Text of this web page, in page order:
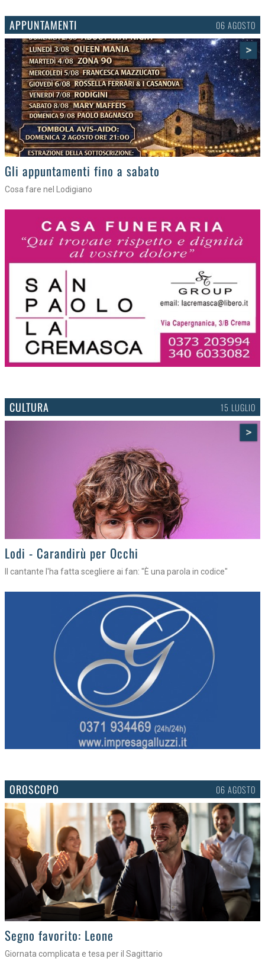
APPUNTAMENTI 03 AGOSTO
>
Gli eventi della settimana
Tra torte, cinema e musica live
CULTURA 15 LUGLIO
>
Lodi - Carandirù per Occhi
Il cantante l'ha fatta scegliere ai fan: "È una parola in codice"
OROSCOPO 06 AGOSTO
>
Segno favorito: Leone
Giornata complicata e tesa per il Sagittario